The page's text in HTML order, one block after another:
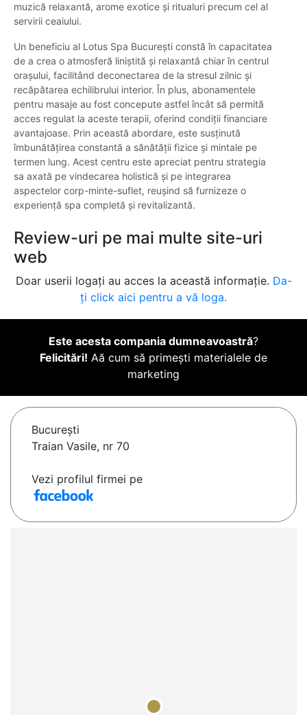
muzică relaxantă, arome exotice și ritualuri precum cel al
servirii ceaiului.
Un beneficiu al Lotus Spa București constă în capacitatea
de a crea o atmosferă liniștită și relaxantă chiar în centrul
orașului, facilitând deconectarea de la stresul zilnic și
recăpătarea echilibrului interior. În plus, abonamentele
pentru masaje au fost concepute astfel încât să permită
acces regulat la aceste terapii, oferind condiții financiare
avantajoase. Prin această abordare, este susținută
îmbunătățirea constantă a sănătății fizice și mintale pe
termen lung. Acest centru este apreciat pentru strategia
sa axată pe vindecarea holistică și pe integrarea
aspectelor corp-minte-suflet, reușind să furnizeze o
experiență spa completă și revitalizantă.
Review-uri pe mai multe site-uri
web
Doar userii logați au acces la această informație. Da-
ți click aici pentru a vă loga.
Este acesta compania dumneavoastră?
Felicitări! Aă cum să primești materialele de
marketing
Bucureşti
Traian Vasile, nr 70
Vezi profilul firmei pe